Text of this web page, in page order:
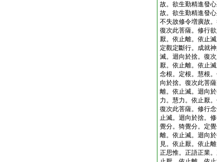
故。欲生勤精進發
故。欲生勤精進發
不失故修令増廣故
復次此菩薩。修行
厭。依止離。依止
定觀定斷行。成就
滅。迴向於捨。復
厭。依止離。依止
念根。定根。慧根
向於捨。復次此菩
離。依止滅。迴向
力。慧力。依止厭
復次此菩薩。修行
止滅。迴向於捨。
覺分。猗覺分。定
離。依止滅。迴向
見。依止厭。依止
正思惟。正語正業